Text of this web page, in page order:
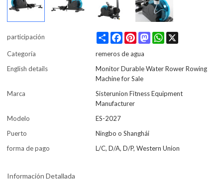
participación Share FacebookPinterestMastodonWhatsApp
Categoría
remeros de agua
English details
Monitor Durable Water Rower Rowing
Machine for Sale
Marca
Sisterunion Fitness Equipment
Manufacturer
Modelo
ES-2027
Puerto
Ningbo o Shanghái
forma de pago
L/C, D/A, D/P, Western Union
Información Detallada